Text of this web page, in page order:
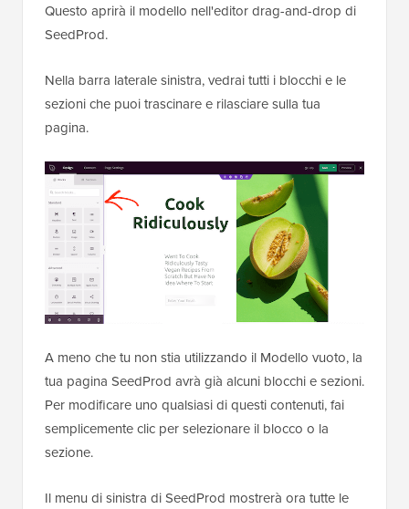
Questo aprirà il modello nell'editor drag-and-drop di
SeedProd.
Nella barra laterale sinistra, vedrai tutti i blocchi e le
sezioni che puoi trascinare e rilasciare sulla tua
pagina.
A meno che tu non stia utilizzando il Modello vuoto, la
tua pagina SeedProd avrà già alcuni blocchi e sezioni.
Per modificare uno qualsiasi di questi contenuti, fai
semplicemente clic per selezionare il blocco o la
sezione.
Il menu di sinistra di SeedProd mostrerà ora tutte le